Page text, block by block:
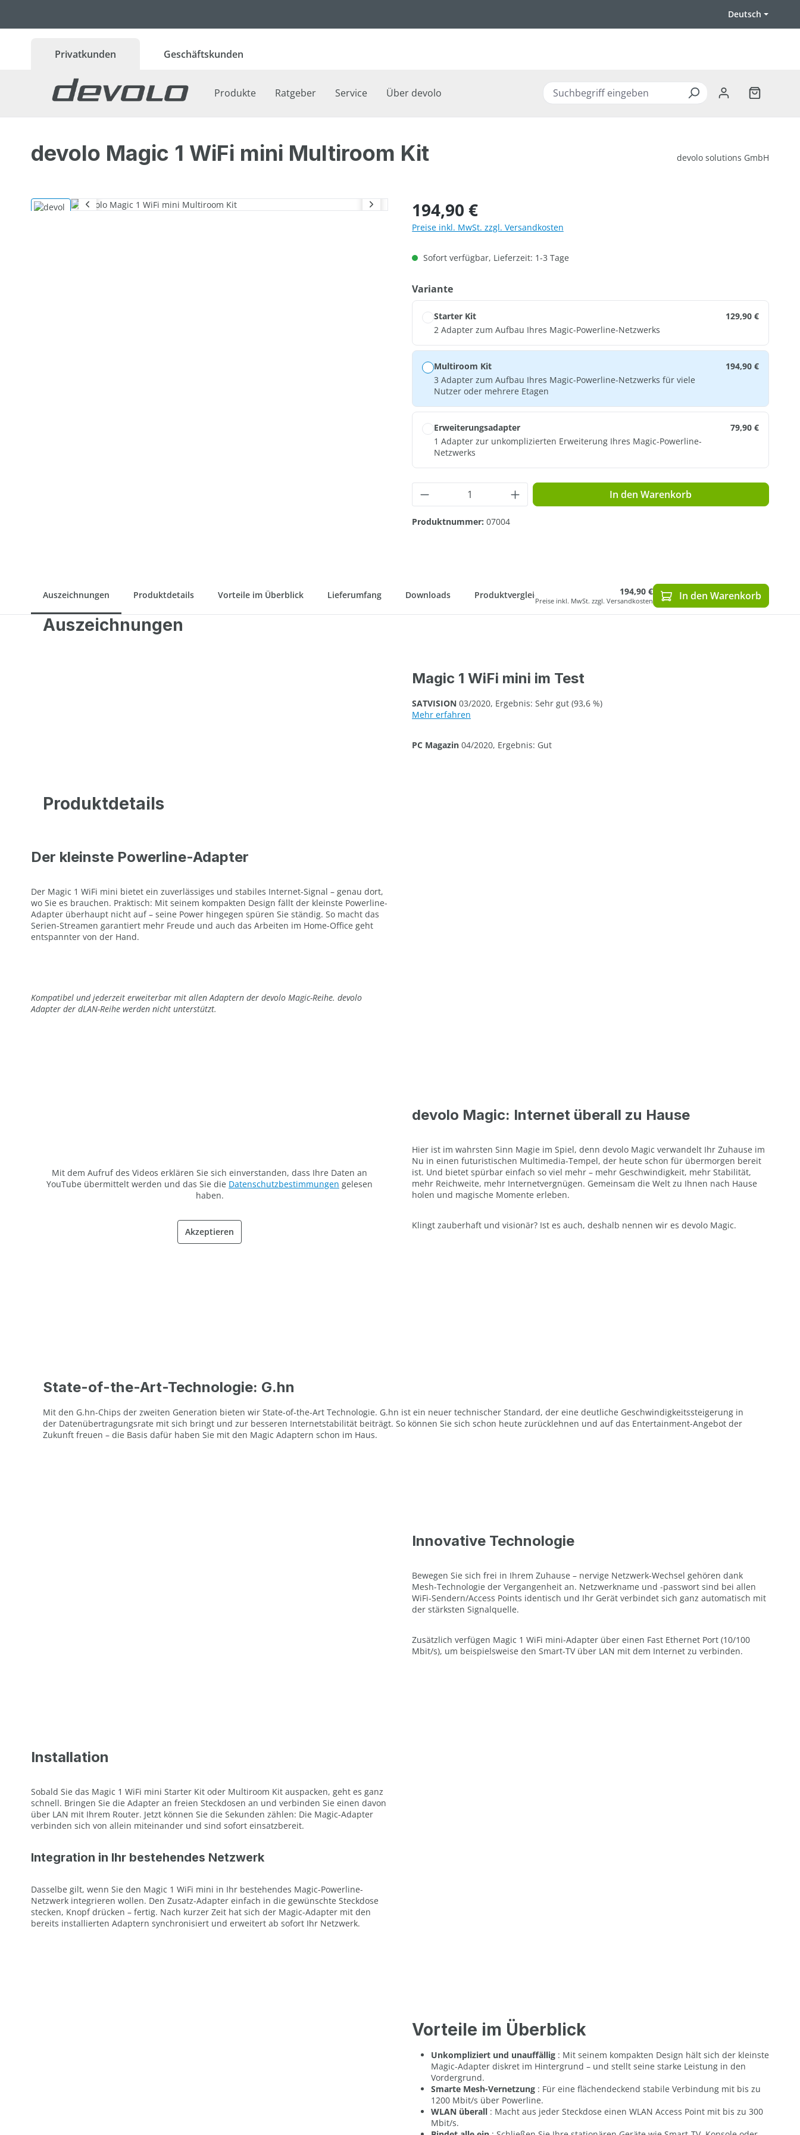
Deutsch
Privatkunden Geschäftskunden
Produkte Ratgeber Service Über devolo
devolo Magic 1 WiFi mini Multiroom Kit devolo solutions GmbH
Bildergalerie überspringen Regulärer Preis:
194,90 €
Preise inkl. MwSt. zzgl. Versandkosten
Sofort verfügbar, Lieferzeit: 1-3 Tage
Varianteauswählen
Starter Kit
2 Adapter zum Aufbau Ihres Magic-Powerline-Netzwerks
129,90 €
Multiroom Kit
3 Adapter zum Aufbau Ihres Magic-Powerline-Netzwerks für viele
Nutzer oder mehrere Etagen
194,90 €
Erweiterungsadapter
1 Adapter zur unkomplizierten Erweiterung Ihres Magic-Powerline-
Netzwerks
79,90 €
Produkt Anzahl: Gib den gewünschten Wert ein oder
In den Warenkorb
Produktnummer: 07004
Auszeichnungen Produktdetails Vorteile im Überblick Lieferumfang Downloads Produktvergleich 194,90 €
Preise inkl. MwSt. zzgl. Versandkosten In den Warenkorb
Auszeichnungen
Magic 1 WiFi mini im Test
SATVISION 03/2020, Ergebnis: Sehr gut (93,6 %)
Mehr erfahren
PC Magazin 04/2020, Ergebnis: Gut
Produktdetails
Der kleinste Powerline-Adapter
Der Magic 1 WiFi mini bietet ein zuverlässiges und stabiles Internet-Signal – genau dort,
wo Sie es brauchen. Praktisch: Mit seinem kompakten Design fällt der kleinste Powerline-
Adapter überhaupt nicht auf – seine Power hingegen spüren Sie ständig. So macht das
Serien-Streamen garantiert mehr Freude und auch das Arbeiten im Home-Office geht
entspannter von der Hand.
Kompatibel und jederzeit erweiterbar mit allen Adaptern der devolo Magic-Reihe. devolo
Adapter der dLAN-Reihe werden nicht unterstützt.
Mit dem Aufruf des Videos erklären Sie sich einverstanden, dass Ihre Daten an
YouTube übermittelt werden und das Sie die Datenschutzbestimmungen gelesen
haben.
Akzeptieren
devolo Magic: Internet überall zu Hause
Hier ist im wahrsten Sinn Magie im Spiel, denn devolo Magic verwandelt Ihr Zuhause im
Nu in einen futuristischen Multimedia-Tempel, der heute schon für übermorgen bereit
ist. Und bietet spürbar einfach so viel mehr – mehr Geschwindigkeit, mehr Stabilität,
mehr Reichweite, mehr Internetvergnügen. Gemeinsam die Welt zu Ihnen nach Hause
holen und magische Momente erleben.
Klingt zauberhaft und visionär? Ist es auch, deshalb nennen wir es devolo Magic.
State-of-the-Art-Technologie: G.hn
Mit den G.hn-Chips der zweiten Generation bieten wir State-of-the-Art Technologie. G.hn ist ein neuer technischer Standard, der eine deutliche Geschwindigkeitssteigerung in
der Datenübertragungsrate mit sich bringt und zur besseren Internetstabilität beiträgt. So können Sie sich schon heute zurücklehnen und auf das Entertainment-Angebot der
Zukunft freuen – die Basis dafür haben Sie mit den Magic Adaptern schon im Haus.
Innovative Technologie
Bewegen Sie sich frei in Ihrem Zuhause – nervige Netzwerk-Wechsel gehören dank
Mesh-Technologie der Vergangenheit an. Netzwerkname und -passwort sind bei allen
WiFi-Sendern/Access Points identisch und Ihr Gerät verbindet sich ganz automatisch mit
der stärksten Signalquelle.
Zusätzlich verfügen Magic 1 WiFi mini-Adapter über einen Fast Ethernet Port (10/100
Mbit/s), um beispielsweise den Smart-TV über LAN mit dem Internet zu verbinden.
Installation
Sobald Sie das Magic 1 WiFi mini Starter Kit oder Multiroom Kit auspacken, geht es ganz
schnell. Bringen Sie die Adapter an freien Steckdosen an und verbinden Sie einen davon
über LAN mit Ihrem Router. Jetzt können Sie die Sekunden zählen: Die Magic-Adapter
verbinden sich von allein miteinander und sind sofort einsatzbereit.
Integration in Ihr bestehendes Netzwerk
Dasselbe gilt, wenn Sie den Magic 1 WiFi mini in Ihr bestehendes Magic-Powerline-
Netzwerk integrieren wollen. Den Zusatz-Adapter einfach in die gewünschte Steckdose
stecken, Knopf drücken – fertig. Nach kurzer Zeit hat sich der Magic-Adapter mit den
bereits installierten Adaptern synchronisiert und erweitert ab sofort Ihr Netzwerk.
Vorteile im Überblick
Unkompliziert und unauffällig : Mit seinem kompakten Design hält sich der kleinste
Magic-Adapter diskret im Hintergrund – und stellt seine starke Leistung in den
Vordergrund.
Smarte Mesh-Vernetzung : Für eine flächendeckend stabile Verbindung mit bis zu
1200 Mbit/s über Powerline.
WLAN überall : Macht aus jeder Steckdose einen WLAN Access Point mit bis zu 300
Mbit/s.